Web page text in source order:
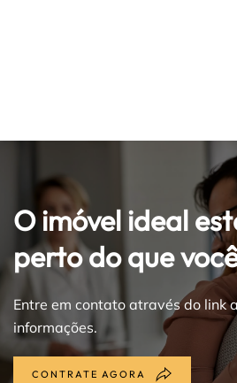
O imóvel ideal
perto do que
Entre em contato através do link
informações.
CONTRATE AGORA